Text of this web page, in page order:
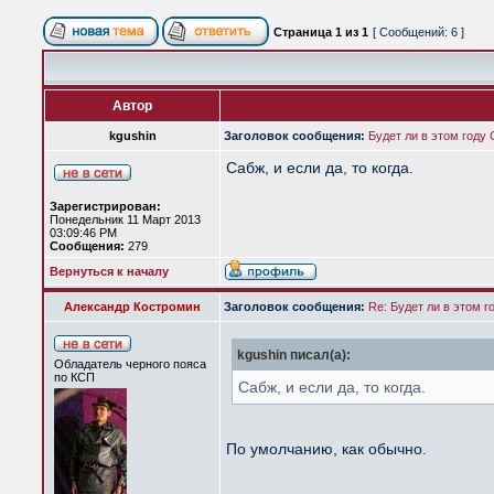
Страница 1 из 1 [ Сообщений: 6 ]
Автор
kgushin Заголовок сообщения: Будет ли в этом
Зарегистрирован:
Понедельник 11 Март 2013
03:09:46 PM
Сообщения: 279
Сабж, и если да, то когда.
Вернуться к началу
Александр Костромин Заголовок сообщения: Re: Будет ли в этом
Обладатель черного пояса
по КСП
kgushin писал(а):
Сабж, и если да, то когда.
По умолчанию, как обычно.